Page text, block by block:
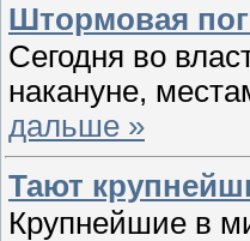
Штормовая
Сегодня во
накануне,
дальше »
Тают
Крупнейшие в